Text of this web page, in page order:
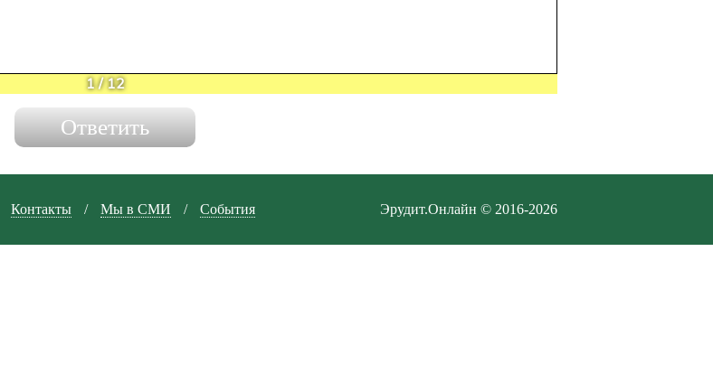
1/12
Контакты / Мы в СМИ / События Эрудит.Онлайн © 2016-2026